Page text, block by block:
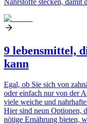
9 lebensmittel,
kann
Egal, ob Sie sich von
oder einfach nur von der
viele weiche und
Hier sind neun Optionen,
nötige Ernährung bieten,